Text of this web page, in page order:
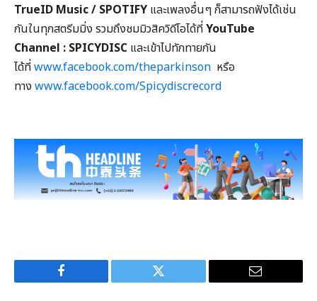
TrueID Music / SPOTIFY และเพลงอื่นๆ ก็สามารถฟังได้เช่น
กันในทุกสตรีมมิ่ง รวมถึงชมมิวสิควิดีโอได้ที่YouTube
Channel : SPICYDISC และเข้าไปทักทายกัน
ได้ที่www.facebook.com/theparkinson หรือ
ทาง www.facebook.com/Spicydiscrecord
Facebook Twitter Email